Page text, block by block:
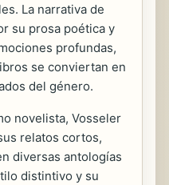
La narrativa de
su prosa poética y
profundas,
se conviertan en
del género.
novelista, Vosseler
relatos cortos,
diversas antologías
distintivo y su